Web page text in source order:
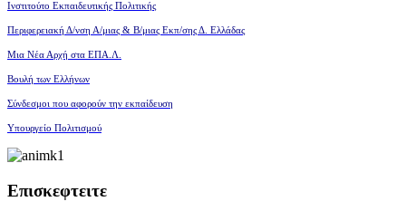
Ινστιτούτο Εκπαιδευτικής Πολιτικής
Περιφερειακή Δ/νση Α/μιας & Β/μιας Εκπ/σης Δ. Ελλάδας
Μια Νέα Αρχή στα ΕΠΑ.Λ.
Βουλή των Ελλήνων
Σύνδεσμοι που αφορούν την εκπαίδευση
Υπουργείο Πολιτισμού
Επισκεφτειτε